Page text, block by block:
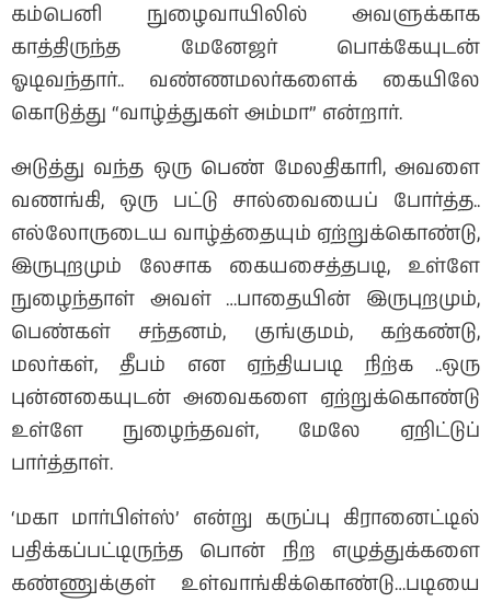
கம்பெனி நுழைவாயிலில் அவளுக்காக
காத்திருந்த மேனேஜர் பொக்கேயுடன்
ஓடிவந்தார்.. வண்ணமலர்களைக் கையிலே
கொடுத்து “வாழ்த்துகள் அம்மா” என்றார்.
அடுத்து வந்த ஒரு பெண் மேலதிகாரி, அவளை
வணங்கி, ஒரு பட்டு சால்வையைப் போர்த்த..
எல்லோருடைய வாழ்த்தையும் ஏற்றுக்கொண்டு,
இருபுறமும் லேசாக கையசைத்தபடி, உள்ளே
நுழைந்தாள் அவள் …பாதையின் இருபுறமும்,
பெண்கள் சந்தனம், குங்குமம், கற்கண்டு,
மலர்கள், தீபம் என ஏந்தியபடி நிற்க ..ஒரு
புன்னகையுடன் அவைகளை ஏற்றுக்கொண்டு
உள்ளே நுழைந்தவள், மேலே ஏறிட்டுப்
பார்த்தாள்.
‘மகா மார்பிள்ஸ்’ என்று கருப்பு கிரானைட்டில்
பதிக்கப்பட்டிருந்த பொன் நிற எழுத்துக்களை
கண்ணுக்குள் உள்வாங்கிக்கொண்டு…படியை